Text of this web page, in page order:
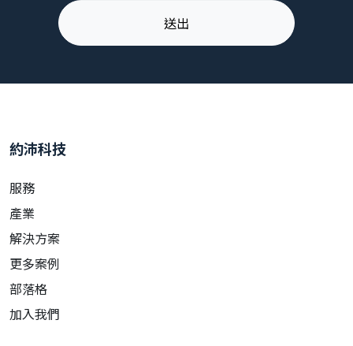
約沛科技
服務
產業
解決方案
更多案例
部落格
加入我們